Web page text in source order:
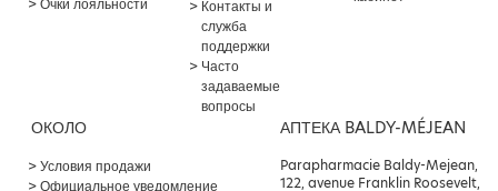
Очки лояльности
Контакты и
служба
поддержки
Часто
задаваемые
вопросы
ОКОЛО
Условия продажи
Официальное уведомление
АПТЕКА BALDY-MÉJEAN
Parapharmacie Baldy-Mejean,
122, avenue Franklin Roosevelt,